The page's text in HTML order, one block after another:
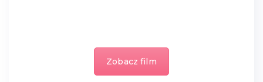
Zobacz film